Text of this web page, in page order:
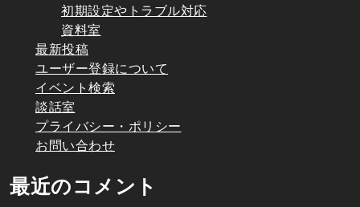
初期設定やトラブル対応
資料室
最新投稿
ユーザー登録について
イベント検索
談話室
プライバシー・ポリシー
お問い合わせ
最近のコメント